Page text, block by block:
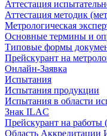
Аттестация
Аттестация методик
Метрологическая
Основные термины и
Типовые формы
Прейскурант на
Онлайн-Заявка
Испытания
Испытания продукции
Испытания в области
Знак ILAC
Прейскурант на
Область Аккредитации